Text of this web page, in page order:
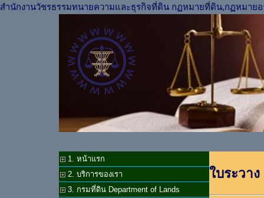
สำนักงานวัชรธรรมทนายความและธุรกิจที่ดิน กฏหมายที่ดิน,กฏหมาย
1. หน้าแรก
2. บริการของเรา
3. กรมที่ดิน Department of Lands
ใบระวา